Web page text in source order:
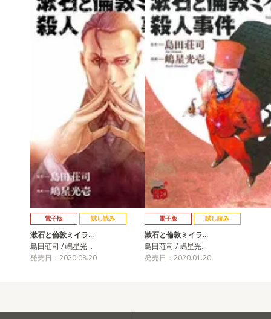
電子版 試し読み
漱石と倫敦ミイラ…
島田荘司 / 嶋星光…
発売日：2020.08.20
電子版 試し読み
漱石と倫敦ミイラ…
島田荘司 / 嶋星光…
発売日：2020.01.20